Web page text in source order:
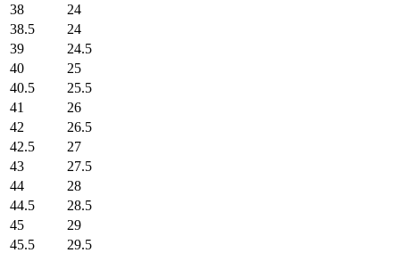
38
24
38.5
24
39
24.5
40
25
40.5
25.5
41
26
42
26.5
42.5
27
43
27.5
44
28
44.5
28.5
45
29
45.5
29.5